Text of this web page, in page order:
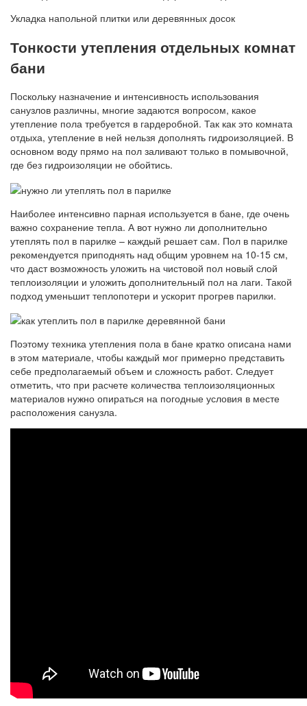
Укладка напольной плитки или деревянных досок
Тонкости утепления отдельных комнат
бани
Поскольку назначение и интенсивность использования
санузлов различны, многие задаются вопросом, какое
утепление пола требуется в гардеробной. Так как это комната
отдыха, утепление в ней нельзя дополнять гидроизоляцией. В
основном воду прямо на пол заливают только в помывочной,
где без гидроизоляции не обойтись.
Наиболее интенсивно парная используется в бане, где очень
важно сохранение тепла. А вот нужно ли дополнительно
утеплять пол в парилке – каждый решает сам. Пол в парилке
рекомендуется приподнять над общим уровнем на 10-15 см,
что даст возможность уложить на чистовой пол новый слой
теплоизоляции и уложить дополнительный пол на лаги. Такой
подход уменьшит теплопотери и ускорит прогрев парилки.
Поэтому техника утепления пола в бане кратко описана нами
в этом материале, чтобы каждый мог примерно представить
себе предполагаемый объем и сложность работ. Следует
отметить, что при расчете количества теплоизоляционных
материалов нужно опираться на погодные условия в месте
расположения санузла.